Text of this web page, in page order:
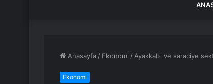
Anasayfa / Ekonomi / Ayakkabı ve saraciye
Ekonomi